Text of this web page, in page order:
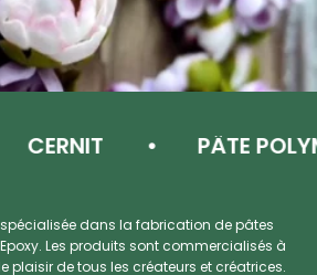
PÂTE POLYMÈRE
dans la fabrication de pâtes
Les produits sont commercialisés à
plaisir de tous les créateurs et créatrices.